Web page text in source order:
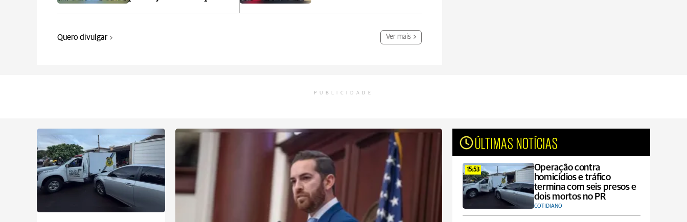
Quero divulgar Ver mais
PUBLICIDADE
ÚLTIMAS NOTÍCIAS
15:53
Operação contra
homicídios e tráfico
termina com seis presos e
dois mortos no PR
COTIDIANO